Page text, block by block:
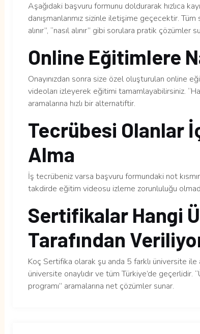
Aşağıdaki başvuru formunu doldurarak hızlıca
danışmanlarımız sizinle iletişime geçecektir.
alınır”, “nasıl alınır” gibi sorulara pratik çözümler
Online Eğitimlere
Onayınızdan sonra size özel oluşturulan online
videoları izleyerek eğitimi tamamlayabilirsiniz.
aramalarına hızlı bir alternatiftir.
Tecrübesi Olanlar
Alma
İş tecrübeniz varsa başvuru formundaki not
takdirde eğitim videosu izleme zorunluluğu
Sertifikalar Hangi
Tarafından
Koç Sertifika olarak şu anda 5 farklı üniversite ile
üniversite onaylıdır ve tüm Türkiye’de
programı” aramalarına net çözümler sunar.